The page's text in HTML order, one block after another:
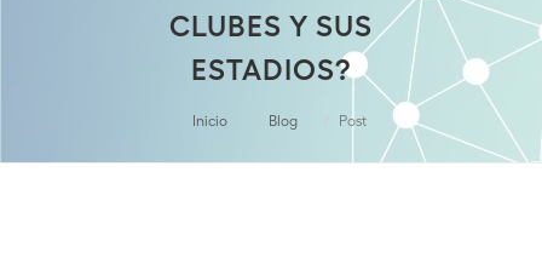
CLUBES Y SUS
ESTADIOS?
Inicio Blog Post